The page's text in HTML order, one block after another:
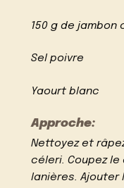
150 g de jambon
Sel poivre
Yaourt blanc
Approche:
Nettoyez et
céleri. Coupez le
lanières. Ajouter